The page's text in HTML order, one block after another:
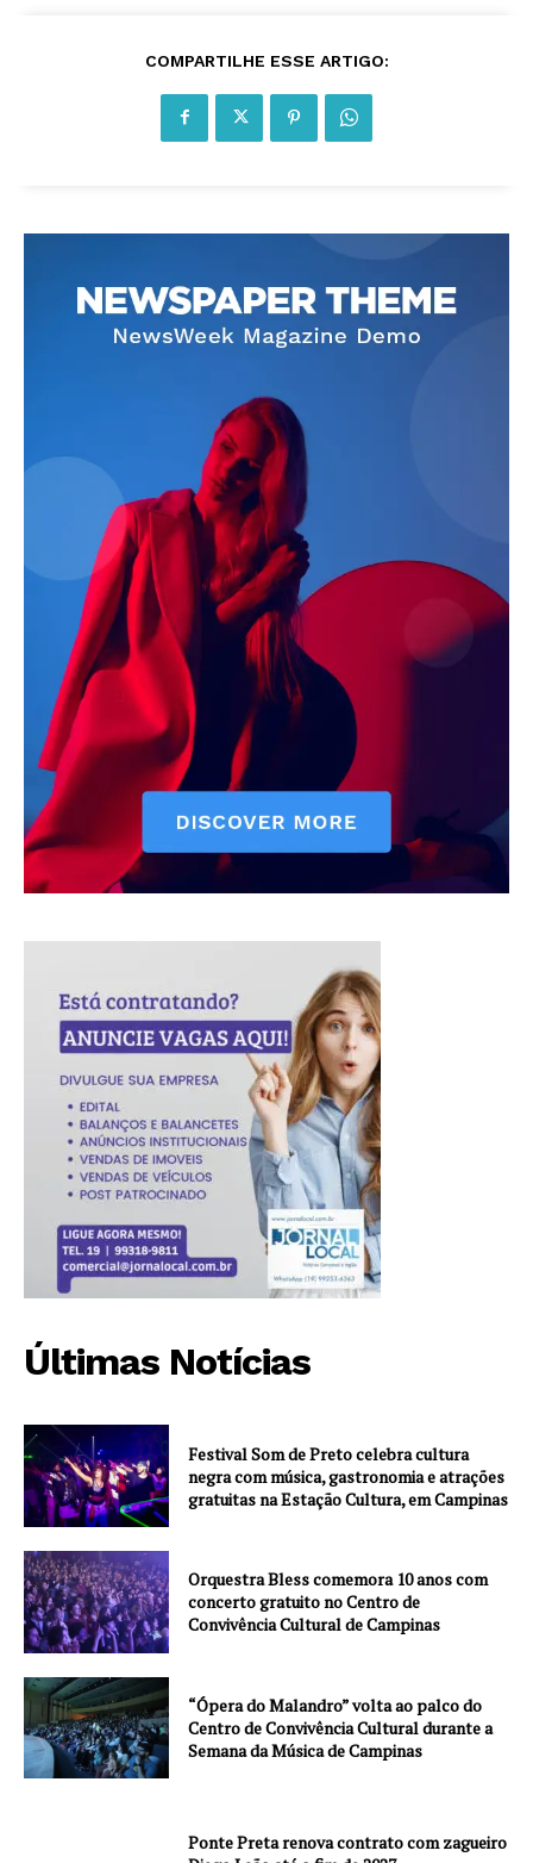
COMPARTILHE ESSE ARTIGO:
Últimas Notícias
Festival Som de Preto celebra cultura
negra com música, gastronomia e atrações
gratuitas na Estação Cultura, em Campinas
Orquestra Bless comemora 10 anos com
concerto gratuito no Centro de
Convivência Cultural de Campinas
“Ópera do Malandro” volta ao palco do
Centro de Convivência Cultural durante a
Semana da Música de Campinas
Ponte Preta renova contrato com zagueiro